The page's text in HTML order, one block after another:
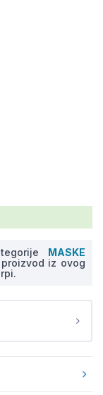
MASKE
iz ovog